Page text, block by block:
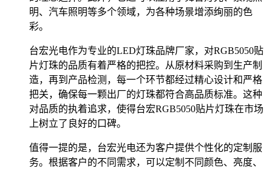
明、汽车照明等多个领域，为各种场景增添绚丽的色
彩。
台宏光电作为专业的LED灯珠品牌厂家，对RGB5050贴
片灯珠的品质有着严格的把控。从原材料采购到生产制
造，再到产品检测，每一个环节都经过精心设计和严格
把关，确保每一颗出厂的灯珠都符合高品质标准。这种
对品质的执着追求，使得台宏RGB5050贴片灯珠在市场
上树立了良好的口碑。
值得一提的是，台宏光电还为客户提供个性化的定制服
务。根据客户的不同需求，可以定制不同颜色、亮度、